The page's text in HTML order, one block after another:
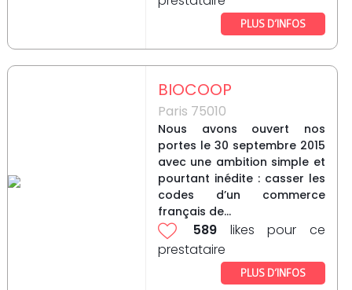
PLUS D’INFOS
BIOCOOP
Paris 75010
Nous avons ouvert nos
portes le 30 septembre 2015
avec une ambition simple et
pourtant inédite : casser les
codes d’un commerce
français de...
589 likes pour ce
prestataire
PLUS D’INFOS